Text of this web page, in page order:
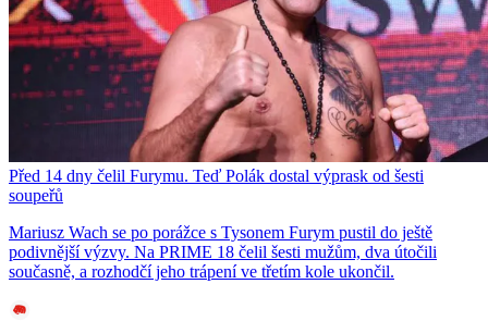
Před 14 dny čelil Furymu. Teď Polák dostal výprask od šesti
soupeřů
Mariusz Wach se po porážce s Tysonem Furym pustil do ještě
podivnější výzvy. Na PRIME 18 čelil šesti mužům, dva útočili
současně, a rozhodčí jeho trápení ve třetím kole ukončil.